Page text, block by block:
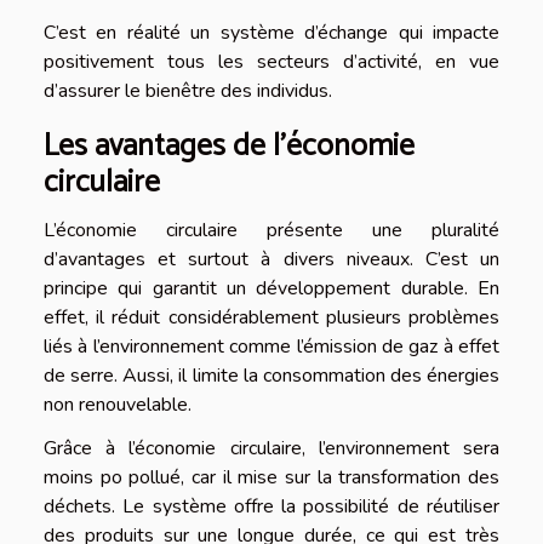
C’est en réalité un système d’échange qui impacte
positivement tous les secteurs d’activité, en vue
d’assurer le bienêtre des individus.
Les avantages de l’économie
circulaire
L’économie circulaire présente une pluralité
d’avantages et surtout à divers niveaux. C’est un
principe qui garantit un développement durable. En
effet, il réduit considérablement plusieurs problèmes
liés à l’environnement comme l’émission de gaz à effet
de serre. Aussi, il limite la consommation des énergies
non renouvelable.
Grâce à l’économie circulaire, l’environnement sera
moins po pollué, car il mise sur la transformation des
déchets. Le système offre la possibilité de réutiliser
des produits sur une longue durée, ce qui est très